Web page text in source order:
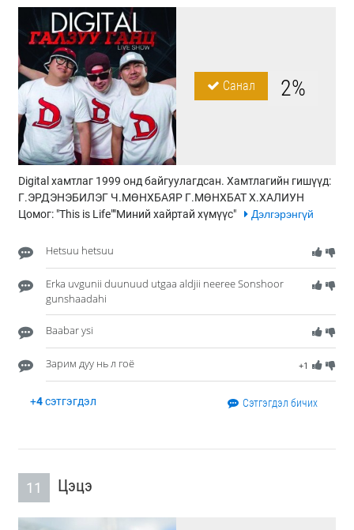
Санал 2%
Digital хамтлаг 1999 онд байгуулагдсан. Хамтлагийн гишүүд:
Г.ЭРДЭНЭБИЛЭГ Ч.МӨНХБАЯР Г.МӨНХБАТ Х.ХАЛИУН
Цомог: "This is Life""Миний хайртай хүмүүс"
Дэлгэрэнгүй
Hetsuu hetsuu
Erka uvgunii duunuud utgaa aldjii neeree Sonshoor
gunshaadahi
Baabar ysi
+1
Зарим дуу нь л гоё
+4сэтгэгдэл Сэтгэгдэл бичих
11 Цэцэ